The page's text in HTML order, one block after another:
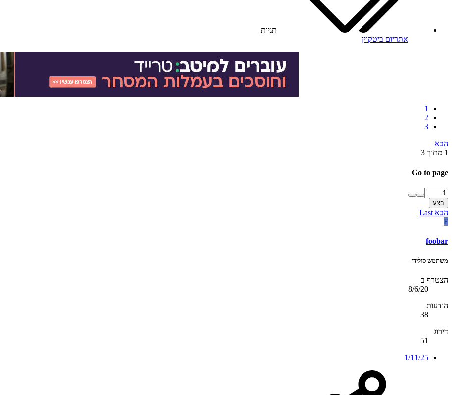
תגיות
אתריום ביטקוין
1
2
3
הבא
1 מתוך 3
Go to page
בצע
הבא Last
F
foobar
משתמש סולידי
הצטרף ב
8/6/20
הודעות
38
דירוג
51
1/11/25